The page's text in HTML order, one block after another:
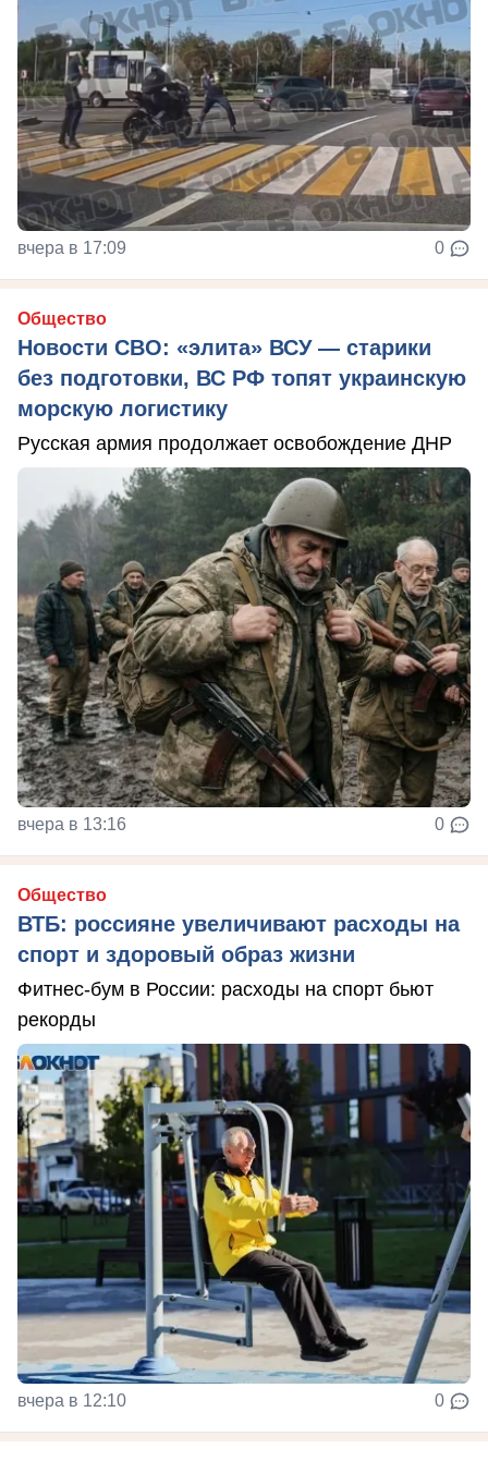
вчера в 17:09 0
Общество
Новости СВО: «элита» ВСУ — старики
без подготовки, ВС РФ топят украинскую
морскую логистику
Русская армия продолжает освобождение ДНР
вчера в 13:16 0
Общество
ВТБ: россияне увеличивают расходы на
спорт и здоровый образ жизни
Фитнес-бум в России: расходы на спорт бьют
рекорды
вчера в 12:10 0